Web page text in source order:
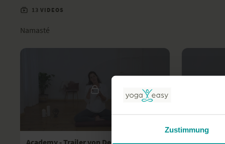
Zustimmung
13 VIDEOS
Namasté